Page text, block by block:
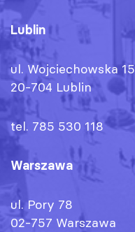
Lublin
ul. Wojciechowska 15
20-704 Lublin
tel. 785 530 118
Warszawa
ul. Pory 78
02-757 Warszawa